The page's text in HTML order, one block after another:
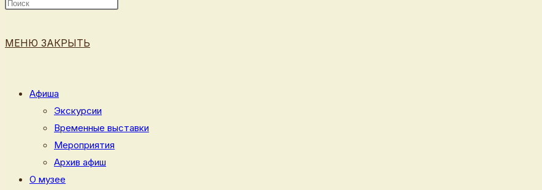
ВЕБ-
МЕНЮ ЗАКРЫТЬ
Афиша
Экскурсии
Временные выставки
Мероприятия
Архив афиш
О музее